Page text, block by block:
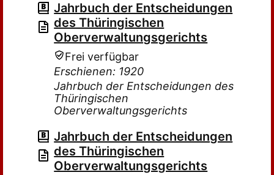
Jahrbuch der Entscheidungen
des Thüringischen
Oberverwaltungsgerichts
Frei verfügbar
Erschienen: 1920
Jahrbuch der Entscheidungen des
Thüringischen
Oberverwaltungsgerichts
Jahrbuch der Entscheidungen
des Thüringischen
Oberverwaltungsgerichts